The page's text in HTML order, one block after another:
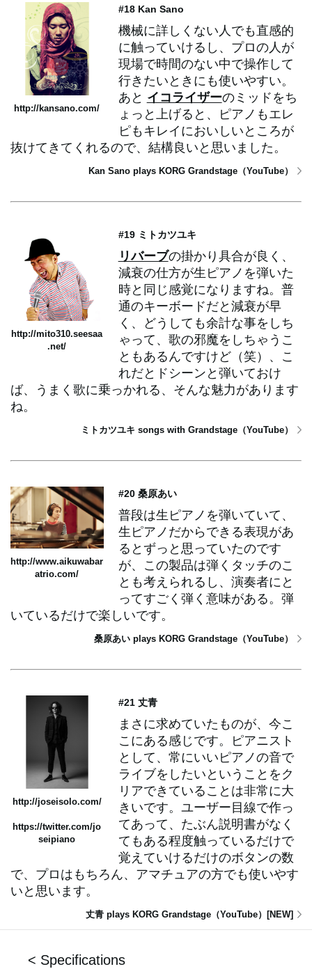
http://kansano.com/
#18 Kan Sano
機械に詳しくない人でも直感的
に触っていけるし、プロの人が
現場で時間のない中で操作して
行きたいときにも使いやすい。
あと イコライザーのミッドをち
ょっと上げると、ピアノもエレ
ピもキレイにおいしいところが
抜けてきてくれるので、結構良いと思いました。
Kan Sano plays KORG Grandstage（YouTube）
http://mito310.seesaa
.net/
#19 ミトカツユキ
リバーブの掛かり具合が良く、
減衰の仕方が生ピアノを弾いた
時と同じ感覚になりますね。普
通のキーボードだと減衰が早
く、どうしても余計な事をしち
ゃって、歌の邪魔をしちゃうこ
ともあるんですけど（笑）、こ
れだとドシーンと弾いておけ
ば、うまく歌に乗っかれる、そんな魅力があります
ね。
ミトカツユキ songs with Grandstage（YouTube）
http://www.aikuwabar
atrio.com/
#20 桑原あい
普段は生ピアノを弾いていて、
生ピアノだからできる表現があ
るとずっと思っていたのです
が、この製品は弾くタッチのこ
とも考えられるし、演奏者にと
ってすごく弾く意味がある。弾
いているだけで楽しいです。
桑原あい plays KORG Grandstage（YouTube）
http://joseisolo.com/
https://twitter.com/jo
seipiano
#21 丈青
まさに求めていたものが、今こ
こにある感じです。ピアニスト
として、常にいいピアノの音で
ライブをしたいということをク
リアできていることは非常に大
きいです。ユーザー目線で作っ
てあって、たぶん説明書がなく
てもある程度触っているだけで
覚えていけるだけのボタンの数
で、プロはもちろん、アマチュアの方でも使いやす
いと思います。
丈青 plays KORG Grandstage（YouTube）[NEW]
< Specifications